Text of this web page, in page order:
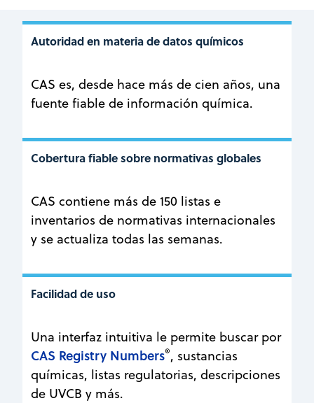
Autoridad en materia de datos químicos
CAS es, desde hace más de cien años, una
fuente fiable de información química.
Cobertura fiable sobre normativas globales
CAS contiene más de 150 listas e
inventarios de normativas internacionales
y se actualiza todas las semanas.
Facilidad de uso
Una interfaz intuitiva le permite buscar por
CAS Registry Numbers®, sustancias
químicas, listas regulatorias, descripciones
de UVCB y más.